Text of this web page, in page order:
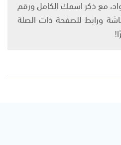
مع ذكر اسمك الكامل ورقم
ورابط للصفحة ذات الصلة